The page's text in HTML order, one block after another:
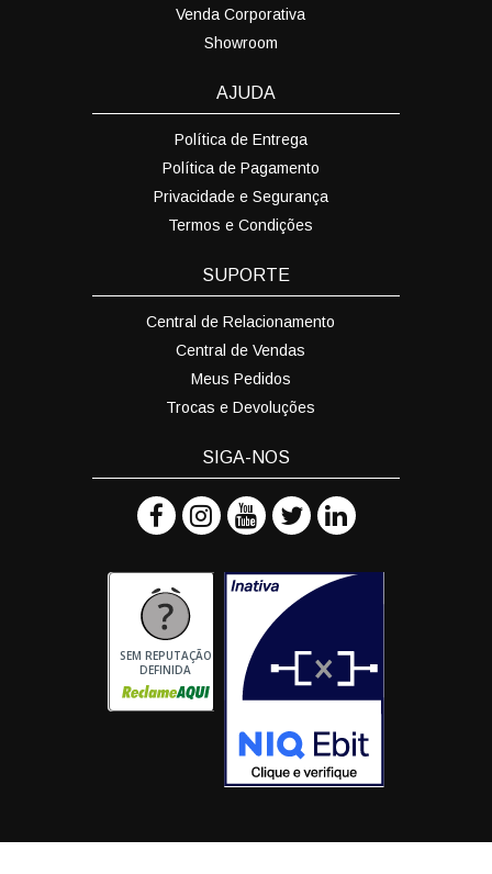
Venda Corporativa
Showroom
AJUDA
Política de Entrega
Política de Pagamento
Privacidade e Segurança
Termos e Condições
SUPORTE
Central de Relacionamento
Central de Vendas
Meus Pedidos
Trocas e Devoluções
SIGA-NOS
SEM REPUTAÇÃO
DEFINIDA